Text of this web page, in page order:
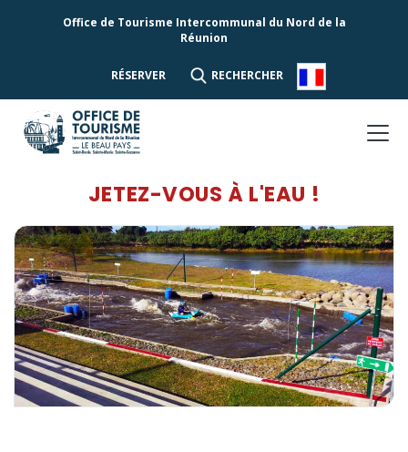
Office de Tourisme Intercommunal du Nord de la
Réunion
RÉSERVER RECHERCHER
JETEZ-VOUS À L'EAU !